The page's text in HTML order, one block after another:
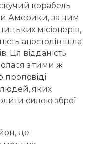
корабель
Америки, за ним
місіонерів,
апостолів ішла
Ця відданість
з тими ж
проповіді
яких
силою зброї
де